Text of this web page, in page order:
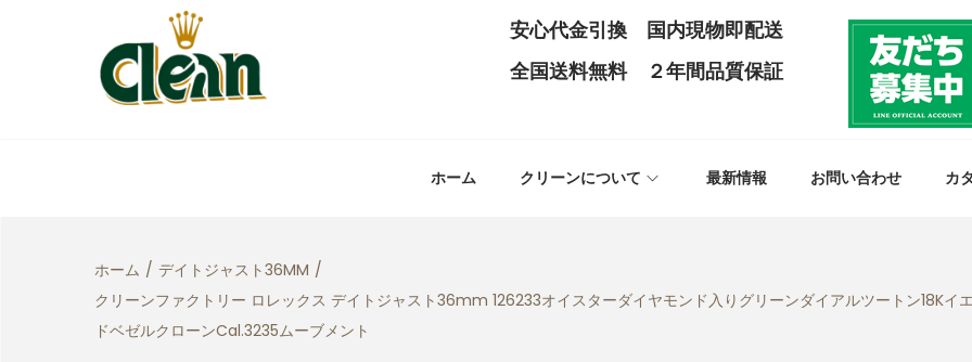
安心代金引換 国内現物即配送
全国送料無料 ２年間品質保証
ホーム クリーンについて 最新情報 お問い合わせ カ
ホーム / デイトジャスト36MM /
クリーンファクトリー ロレックス デイトジャスト36mm 126233オイスターダイヤモンド入りグリーンダイアルツートン18K
ドベゼルクローンCal.3235ムーブメント